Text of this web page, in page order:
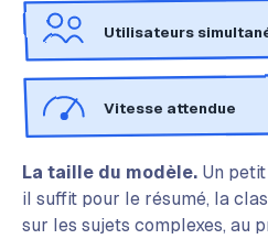
Utilisateurs
Vitesse attendue
La taille du modèle. Un
il suffit pour le résumé, la
sur les sujets complexes, au